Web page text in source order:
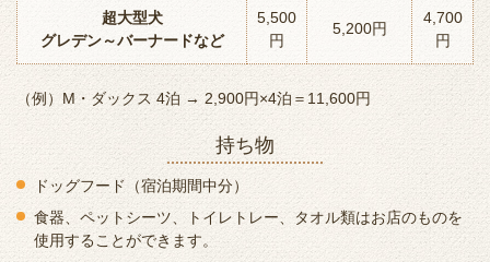
超大型犬
グレデン～バーナードなど
5,500
円
5,200円
4,700
円
（例）M・ダックス 4泊 → 2,900円×4泊＝11,600円
持ち物
ドッグフード（宿泊期間中分）
食器、ペットシーツ、トイレトレー、タオル類はお店のものを
使用することができます。